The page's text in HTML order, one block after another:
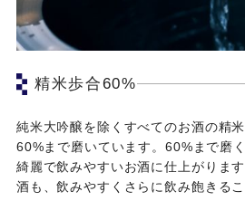
精米歩合60%
純米大吟醸を除くすべてのお酒の精
60%まで磨いています。60%まで磨
綺麗で飲みやすいお酒に仕上がりま
酒も、飲みやすくさらに飲み飽きる